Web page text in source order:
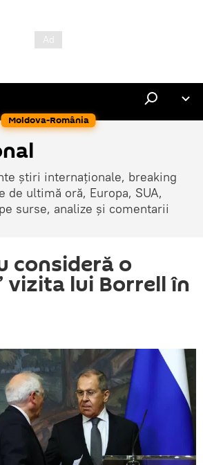
Moldova-România
știri internaționale, breaking
de ultimă oră, Europa, SUA,
surse, analize și comentarii
consideră o
vizita lui Borrell în